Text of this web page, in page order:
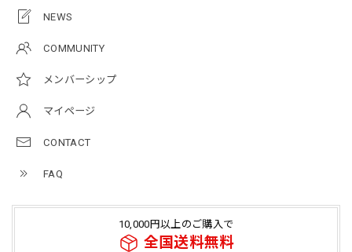
NEWS
COMMUNITY
メンバーシップ
マイページ
CONTACT
FAQ
10,000円以上のご購入で
全国送料無料